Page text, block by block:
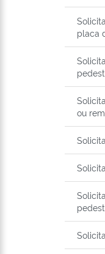
placa
ou